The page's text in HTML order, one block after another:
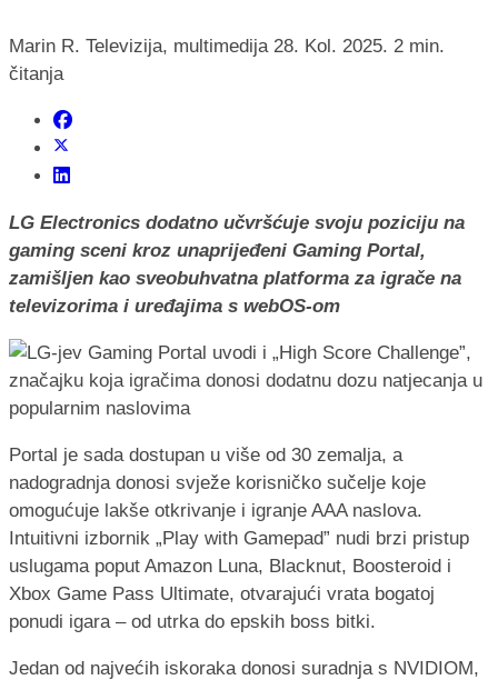
Marin R. Televizija, multimedija 28. Kol. 2025. 2 min.
čitanja
LG Electronics dodatno učvršćuje svoju poziciju na
gaming sceni kroz unaprijeđeni Gaming Portal,
zamišljen kao sveobuhvatna platforma za igrače na
televizorima i uređajima s webOS-om
Portal je sada dostupan u više od 30 zemalja, a
nadogradnja donosi svježe korisničko sučelje koje
omogućuje lakše otkrivanje i igranje AAA naslova.
Intuitivni izbornik „Play with Gamepad” nudi brzi pristup
uslugama poput Amazon Luna, Blacknut, Boosteroid i
Xbox Game Pass Ultimate, otvarajući vrata bogatoj
ponudi igara – od utrka do epskih boss bitki.
Jedan od najvećih iskoraka donosi suradnja s NVIDIOM,